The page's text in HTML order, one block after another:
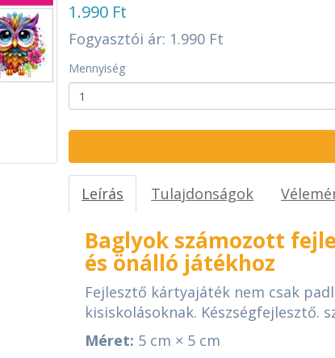
1.990 Ft
Fogyasztói ár: 1.990 Ft
Mennyiség
Leírás Tulajdonságok
Baglyok számozott
és önálló játékhoz
Fejlesztő kártyajáték nem csak
kisiskolásoknak. Készségfejlesztő.
Méret: 5 cm × 5 cm